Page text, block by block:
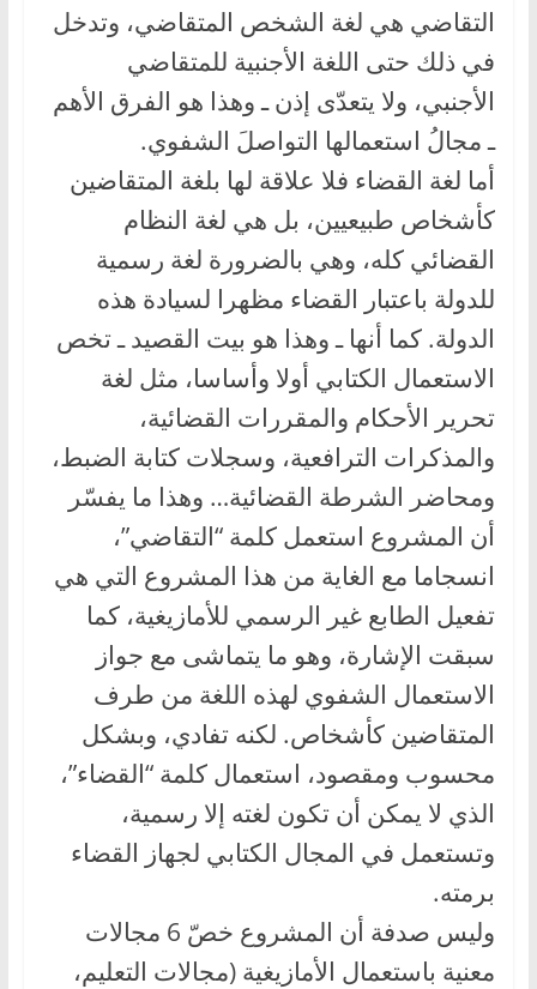
التقاضي هي لغة الشخص المتقاضي، وتدخل
في ذلك حتى اللغة الأجنبية للمتقاضي
الأجنبي، ولا يتعدّى إذن ـ وهذا هو الفرق الأهم
ـ مجالُ استعمالها التواصلَ الشفوي.
أما لغة القضاء فلا علاقة لها بلغة المتقاضين
كأشخاص طبيعيين، بل هي لغة النظام
القضائي كله، وهي بالضرورة لغة رسمية
للدولة باعتبار القضاء مظهرا لسيادة هذه
الدولة. كما أنها ـ وهذا هو بيت القصيد ـ تخص
الاستعمال الكتابي أولا وأساسا، مثل لغة
تحرير الأحكام والمقررات القضائية،
والمذكرات الترافعية، وسجلات كتابة الضبط،
ومحاضر الشرطة القضائية… وهذا ما يفسّر
أن المشروع استعمل كلمة “التقاضي”،
انسجاما مع الغاية من هذا المشروع التي هي
تفعيل الطابع غير الرسمي للأمازيغية، كما
سبقت الإشارة، وهو ما يتماشى مع جواز
الاستعمال الشفوي لهذه اللغة من طرف
المتقاضين كأشخاص. لكنه تفادي، وبشكل
محسوب ومقصود، استعمال كلمة “القضاء”،
الذي لا يمكن أن تكون لغته إلا رسمية،
وتستعمل في المجال الكتابي لجهاز القضاء
برمته.
وليس صدفة أن المشروع خصّ 6 مجالات
معنية باستعمال الأمازيغية (مجالات التعليم،